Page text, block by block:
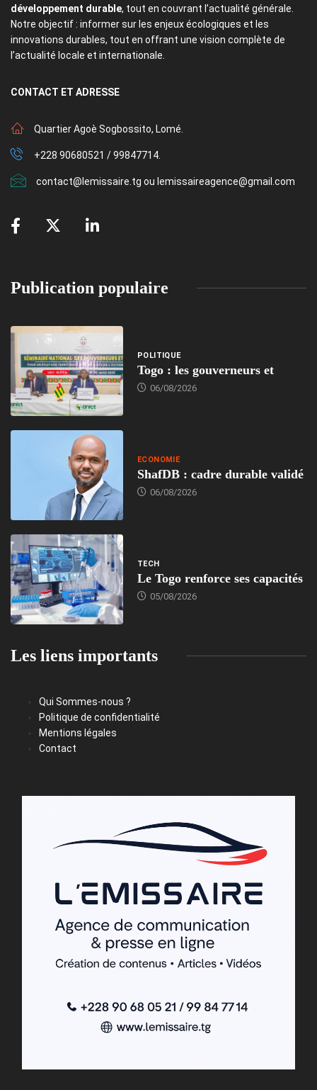
développement durable, tout en couvrant l’actualité générale.
Notre objectif : informer sur les enjeux écologiques et les
innovations durables, tout en offrant une vision complète de
l’actualité locale et internationale.
CONTACT ET ADRESSE
Quartier Agoè Sogbossito, Lomé.
+228 90680521 / 99847714.
contact@lemissaire.tg ou lemissaireagence@gmail.com
Publication populaire
POLITIQUE
Togo : les gouverneurs et
06/08/2026
ECONOMIE
ShafDB : cadre durable validé
06/08/2026
TECH
Le Togo renforce ses capacités
05/08/2026
Les liens importants
Qui Sommes-nous ?
Politique de confidentialité
Mentions légales
Contact